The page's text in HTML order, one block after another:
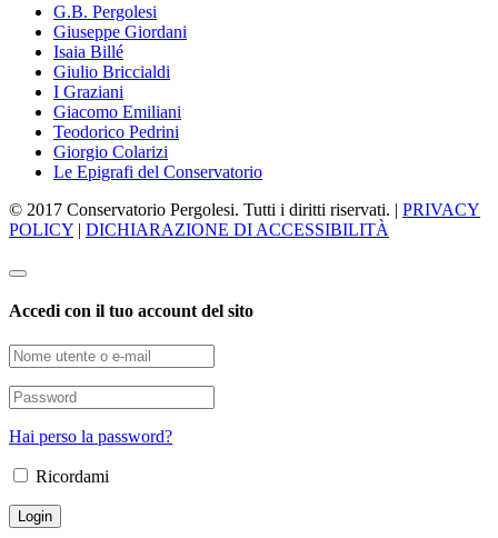
G.B. Pergolesi
Giuseppe Giordani
Isaia Billé
Giulio Briccialdi
I Graziani
Giacomo Emiliani
Teodorico Pedrini
Giorgio Colarizi
Le Epigrafi del Conservatorio
© 2017 Conservatorio Pergolesi. Tutti i diritti riservati. | PRIVACY
POLICY | DICHIARAZIONE DI ACCESSIBILITÀ
Accedi con il tuo account del sito
Hai perso la password?
Ricordami